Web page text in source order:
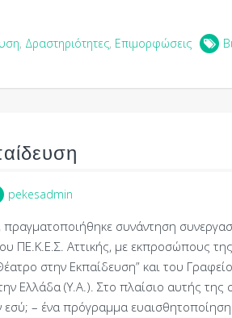
, Δραστηριότητες, Επιμορφώσεις
pekesadmin
συνάντηση
ΠΕ.Κ.Ε.Σ. Αττικής, με εκπροσώπους
στην Εκπαίδευση” και του
Ελλάδα (Υ.Α.). Στο πλαίσιο αυτής της
– ένα πρόγραμμα